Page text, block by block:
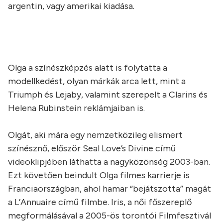
argentin, vagy amerikai kiadása.
Olga a színészképzés alatt is folytatta a
modellkedést, olyan márkák arca lett, mint a
Triumph és Lejaby, valamint szerepelt a Clarins és
Helena Rubinstein reklámjaiban is.
Olgát, aki mára egy nemzetközileg elismert
színésznő, először Seal Love’s Divine című
videoklipjében láthatta a nagyközönség 2003-ban.
Ezt követően beindult Olga filmes karrierje is
Franciaországban, ahol hamar “bejátszotta” magát
a L’Annuaire című filmbe. Iris, a női főszereplő
megformálásával a 2005-ös torontói Filmfesztivál